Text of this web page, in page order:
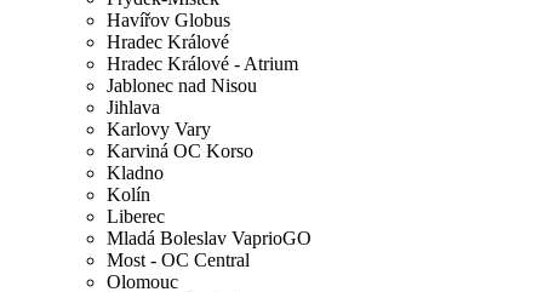
Havířov Globus
Hradec Králové
Hradec Králové - Atrium
Jablonec nad Nisou
Jihlava
Karlovy Vary
Karviná OC Korso
Kladno
Kolín
Liberec
Mladá Boleslav VaprioGO
Most - OC Central
Olomouc